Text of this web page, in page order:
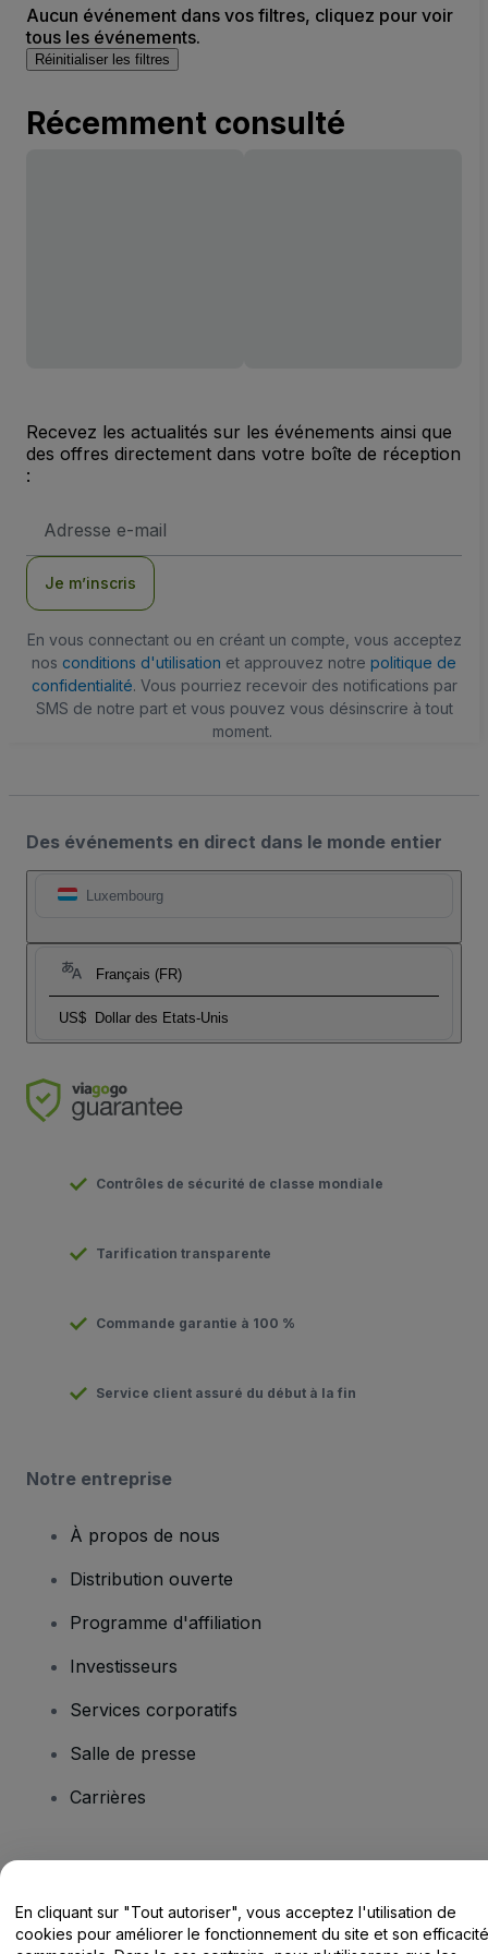
Aucun événement dans vos filtres, cliquez pour voir
tous les événements.
Réinitialiser les filtres
Récemment consulté
Recevez les actualités sur les événements ainsi que
des offres directement dans votre boîte de réception
:
e-
Je m’inscris
En vous connectant ou en créant un compte, vous acceptez
nos conditions d'utilisation et approuvez notre politique de
confidentialité. Vous pourriez recevoir des notifications par
SMS de notre part et vous pouvez vous désinscrire à tout
moment.
Des événements en direct dans le monde entier
Luxembourg
Français (FR)
US$ Dollar des Etats-Unis
Contrôles de sécurité de classe mondiale
Tarification transparente
Commande garantie à 100 %
Service client assuré du début à la fin
Notre entreprise
À propos de nous
Distribution ouverte
Programme d'affiliation
Investisseurs
Services corporatifs
Salle de presse
Carrières
Centre d'assistance / Nous contacter
En cliquant sur "Tout autoriser", vous acceptez l'utilisation de
cookies pour améliorer le fonctionnement du site et son efficacité